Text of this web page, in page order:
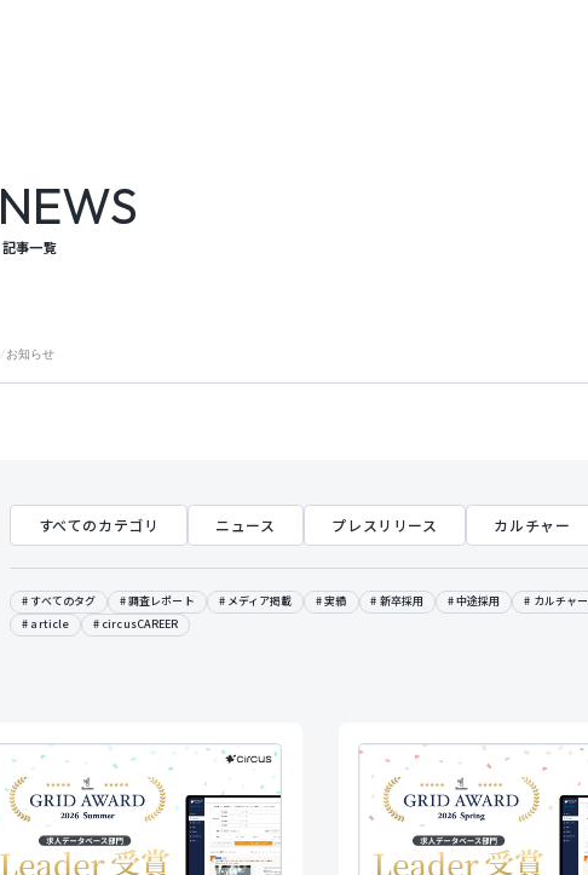
NEWS
記事一覧
お知らせ
すべてのカテゴリ ニュース プレスリリース カルチャー
すべてのタグ 調査レポート メディア掲載 実績 新卒採用 中途採用 カルチャー
article
circusCAREER